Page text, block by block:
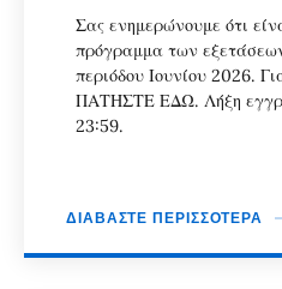
Σας ενημερώνουμε ότι
πρόγραμμα των
περιόδου Ιουνίου 2026.
ΠΑΤΗΣΤΕ ΕΔΩ. Λήξη
23:59.
ΔΙΑΒΆΣΤΕ ΠΕΡΙΣΣΌΤΕΡΑ